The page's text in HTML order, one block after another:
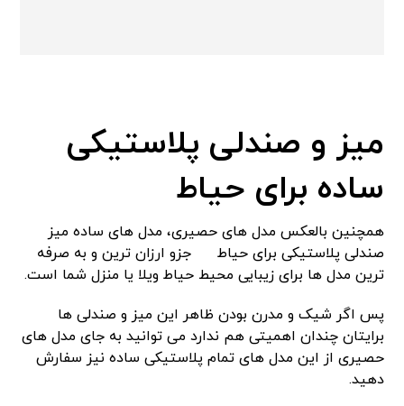
میز و صندلی پلاستیکی
ساده برای حیاط
همچنین بالعکس مدل های حصیری، مدل های ساده میز
صندلی پلاستیکی برای حیاط
جزو ارزان ترین و به صرفه
ترین مدل ها برای زیبایی محیط حیاط ویلا یا منزل شما است.
پس اگر شیک و مدرن بودن ظاهر این میز و صندلی ها
برایتان چندان اهمیتی هم ندارد می توانید به جای مدل های
حصیری از این مدل های تمام پلاستیکی ساده نیز سفارش
دهید.